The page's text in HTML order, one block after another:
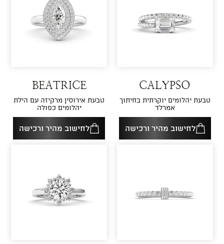
CALYPSO
טבעת יהלומים יוקרתית בחיתוך
אמרלד
לחישוב מהיר ורכישה
BEATRICE
טבעת אירוסין מרקיזה עם הילת
יהלומים כפולה
לחישוב מהיר ורכישה